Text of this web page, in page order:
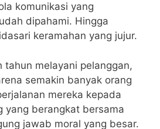
komunikasi yang
dipahami. Hingga
keramahan yang jujur.
tahun melayani pelanggan,
semakin banyak orang
mereka kepada
yang berangkat bersama
jawab moral yang besar.